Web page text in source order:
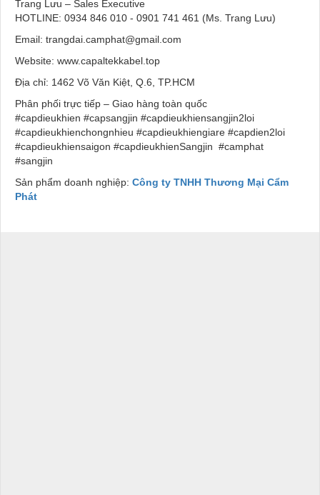
Trang Lưu – Sales Executive
HOTLINE: 0934 846 010 - 0901 741 461 (Ms. Trang Lưu)
Email: trangdai.camphat@gmail.com
Website: www.capaltekkabel.top
Địa chỉ: 1462 Võ Văn Kiệt, Q.6, TP.HCM
Phân phối trực tiếp – Giao hàng toàn quốc
#capdieukhien #capsangjin #capdieukhiensangjin2loi
#capdieukhienchongnhieu #capdieukhiengiare #capdien2loi
#capdieukhiensaigon #capdieukhienSangjin #camphat
#sangjin
Sản phẩm doanh nghiệp: Công ty TNHH Thương Mại Cẩm
Phát